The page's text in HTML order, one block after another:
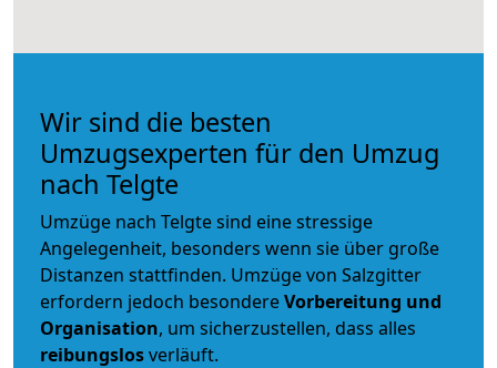
Wir sind die besten
Umzugsexperten für den Umzug
nach Telgte
Umzüge nach Telgte sind eine stressige
Angelegenheit, besonders wenn sie über große
Distanzen stattfinden. Umzüge von Salzgitter
erfordern jedoch besondereVorbereitung und
Organisation, um sicherzustellen, dass alles
reibungslosverläuft.